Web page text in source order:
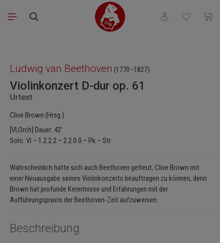
Zum Hauptinhalt springen
Du hast 0
Ludwig van Beethoven (1770–1827)
Violinkonzert D-dur op. 61
Urtext
Clive Brown (Hrsg.)
[Vl,Orch] Dauer: 42'
Solo: Vl – 1.2.2.2 – 2.2.0.0 – Pk – Str
Wahrscheinlich hätte sich auch Beethoven gefreut, Clive Brown mit
einer Neuausgabe seines Violinkonzerts beauftragen zu können, denn
Brown hat profunde Kenntnisse und Erfahrungen mit der
Aufführungspraxis der Beethoven-Zeit aufzuweisen.
Beschreibung